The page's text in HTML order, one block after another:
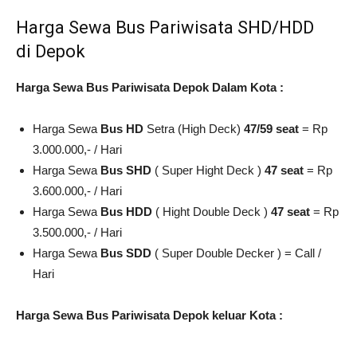
Harga Sewa Bus Pariwisata SHD/HDD
di Depok
Harga Sewa Bus Pariwisata Depok Dalam Kota :
Harga Sewa Bus HD Setra (High Deck) 47/59 seat = Rp
3.000.000,- / Hari
Harga Sewa Bus SHD ( Super Hight Deck ) 47 seat = Rp
3.600.000,- / Hari
Harga Sewa Bus HDD ( Hight Double Deck ) 47 seat = Rp
3.500.000,- / Hari
Harga Sewa Bus SDD ( Super Double Decker ) = Call /
Hari
Harga Sewa Bus Pariwisata Depok keluar Kota :